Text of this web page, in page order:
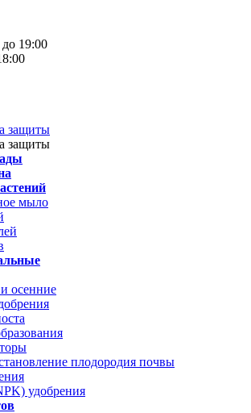
19:00
защиты
защиты
мыло
осенние
плодородия почвы
удобрения